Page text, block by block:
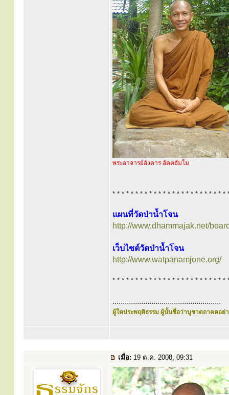
พระอาจารย์อังคาร อัคคธัมโม
* * * * * * * * * * * * * * * * * * * * * * * * *
แผนที่วัดป่าน้ำโจน
http://www.dhammajak.net/
เว็บไซต์วัดป่าน้ำโจน
http://www.watpanamjone.org/
* * * * * * * * * * * * * * * * * * * * * * * * *
.....................................................
ผู้ใดประพฤติธรรม ผู้นั้นชื่อว่าบูชาตถาคตอย่า
เมื่อ: 19 ต.ค. 2008, 09:31